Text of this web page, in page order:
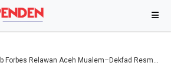
Aceh Mualem–Dekfad Resmi Berhentikan KSB di Bawah Kepemimpinan Redha Rahmatillah Thogam